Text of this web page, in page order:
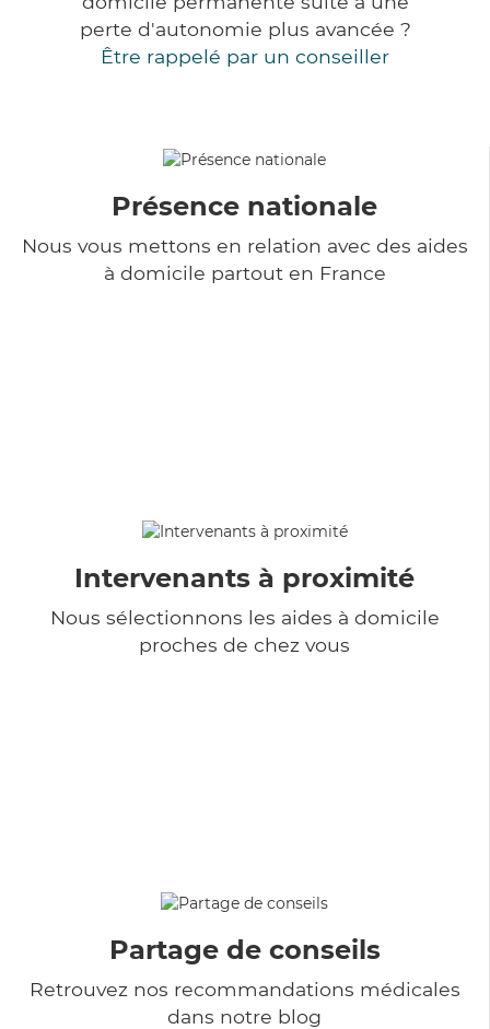
perte d'autonomie plus avancée ?
Être rappelé par un conseiller
Présence nationale
Nous vous mettons en relation avec des aides
à domicile partout en France
Intervenants à proximité
Nous sélectionnons les aides à domicile
proches de chez vous
Partage de conseils
Retrouvez nos recommandations médicales
dans notre blog